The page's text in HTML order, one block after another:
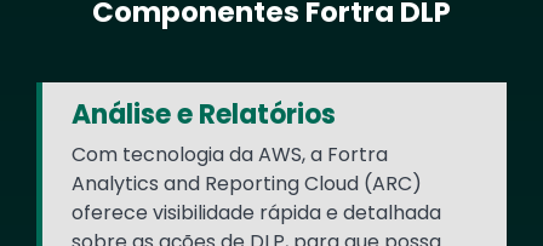
Componentes Fortra DLP
Análise e Relatórios
Com tecnologia da AWS, a Fortra
Analytics and Reporting Cloud (ARC)
oferece visibilidade rápida e detalhada